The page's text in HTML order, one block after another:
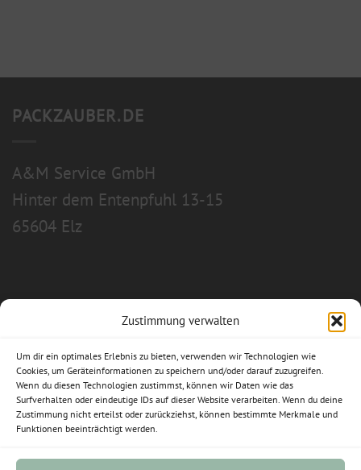
Zustimmung verwalten
Um dir ein optimales Erlebnis zu bieten, verwenden wir Technologien wie
Cookies, um Geräteinformationen zu speichern und/oder darauf zuzugreifen.
Wenn du diesen Technologien zustimmst, können wir Daten wie das
Surfverhalten oder eindeutige IDs auf dieser Website verarbeiten. Wenn du deine
Zustimmung nicht erteilst oder zurückziehst, können bestimmte Merkmale und
Funktionen beeinträchtigt werden.
PACKZAUBER.DE
A&M Service GmbH
Hinter dem Entenpfuhl 13-15
65604 Elz
Allgemeine Geschäftsbedingungen
Impressum
Datenschutzerklärung
Widerrufsbelehrung